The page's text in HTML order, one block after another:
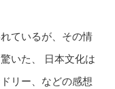
ているが、その情
いた、 日本文化は
リー、などの感想